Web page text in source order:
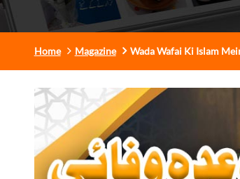
Home Magazine Wada Wafai Ki Islam